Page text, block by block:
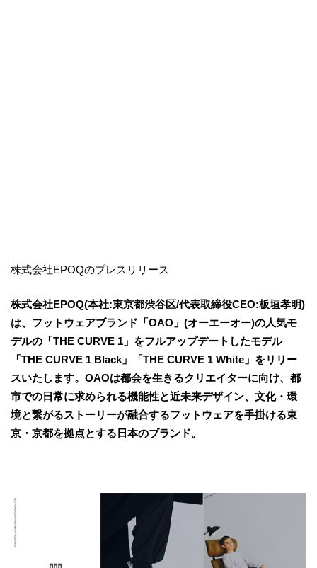
株式会社EPOQのプレスリリース
株式会社EPOQ(本社:東京都渋谷区/代表取締役CEO:板垣孝明)
は、フットウェアブランド「OAO」(オーエーオー)の人気モ
デルの「THE CURVE 1」をフルアップデートしたモデル
「THE CURVE 1 Black」「THE CURVE 1 White」をリリー
スいたします。OAOは都会を生きるクリエイターに向け、都
市での日常に求められる機能性と近未来デザイン、文化・環
境と繋がるストーリーが融合するフットウェアを手掛ける東
京・京都を拠点とする日本のブランド。